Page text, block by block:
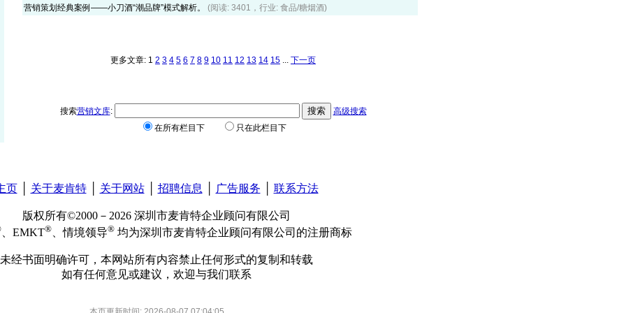
营销策划经典案例——小刀酒“潮品牌”模式解析。 (阅读: 3401，行业: 食品/糖烟酒)
更多文章: 1 2 3 4 5 6 7 8 9 10 11 12 13 14 15 ... 下一页
搜索营销文库:
高级搜索
在所有栏目下
只在此栏目下
页│ 关于麦肯特│ 关于网站│ 招聘信息 广告服务 联系方法
版权所有©2000－2026 深圳市麦肯特企业顾问有限公司
、EMKT® 、情境领导® 均为深圳市麦肯特企业顾问有限公司的注册商标
未经书面明确许可，本网站所有内容禁止任何形式的复制和转载
如有任何意见或建议，欢迎与我们联系